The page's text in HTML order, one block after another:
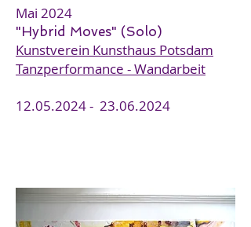
Mai 2024
"Hybrid Moves" (Solo)
Kunstverein Kunsthaus Potsdam
Tanzperformance - Wandarbeit
12.05.2024 - 23.06.2024